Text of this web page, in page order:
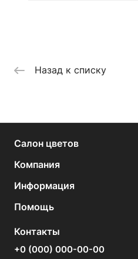
Назад к списку
Салон цветов
Компания
Информация
Помощь
Контакты
+0 (000) 000-00-00